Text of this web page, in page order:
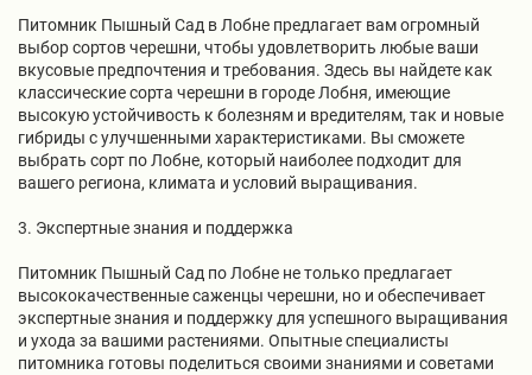
Питомник Пышный Сад в Лобне предлагает вам огромный
выбор сортов черешни, чтобы удовлетворить любые ваши
вкусовые предпочтения и требования. Здесь вы найдете как
классические сорта черешни в городе Лобня, имеющие
высокую устойчивость к болезням и вредителям, так и новые
гибриды с улучшенными характеристиками. Вы сможете
выбрать сорт по Лобне, который наиболее подходит для
вашего региона, климата и условий выращивания.
3. Экспертные знания и поддержка
Питомник Пышный Сад по Лобне не только предлагает
высококачественные саженцы черешни, но и обеспечивает
экспертные знания и поддержку для успешного выращивания
и ухода за вашими растениями. Опытные специалисты
питомника готовы поделиться своими знаниями и советами